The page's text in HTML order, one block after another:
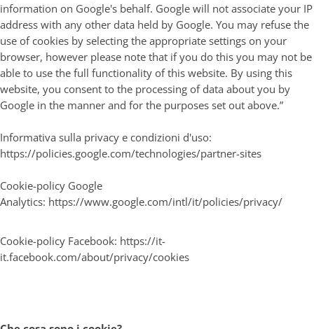
information on Google's behalf. Google will not associate your IP
address with any other data held by Google. You may refuse the
use of cookies by selecting the appropriate settings on your
browser, however please note that if you do this you may not be
able to use the full functionality of this website. By using this
website, you consent to the processing of data about you by
Google in the manner and for the purposes set out above.”
Informativa sulla privacy e condizioni d'uso:
https://policies.google.com/technologies/partner-sites
Cookie-policy Google
Analytics: https://www.google.com/intl/it/policies/privacy/
Cookie-policy Facebook: https://it-
it.facebook.com/about/privacy/cookies